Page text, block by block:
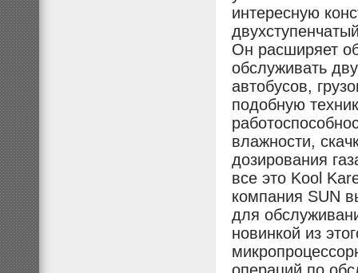
интересную
Он расширяет
обслуживать
автобусов,
подобную
влажности,
дозирования
все это Kool
компания SUN
для
новинкой из